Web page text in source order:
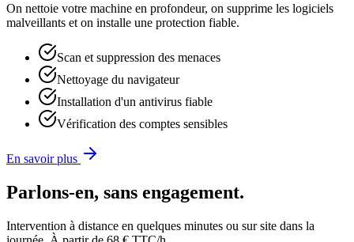
On nettoie votre machine en profondeur, on supprime les logiciels
malveillants et on installe une protection fiable.
Scan et suppression des menaces
Nettoyage du navigateur
Installation d'un antivirus fiable
Vérification des comptes sensibles
En savoir plus
Parlons-en, sans engagement.
Intervention à distance en quelques minutes ou sur site dans la